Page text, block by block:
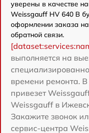
уверены в качестве
Weissgauff HV 640 B
оформлении заказа
обратной связи.
выполняется на
времени ремонта.
привезет
Weissgauff в
Закажите звонок
сервис-центра